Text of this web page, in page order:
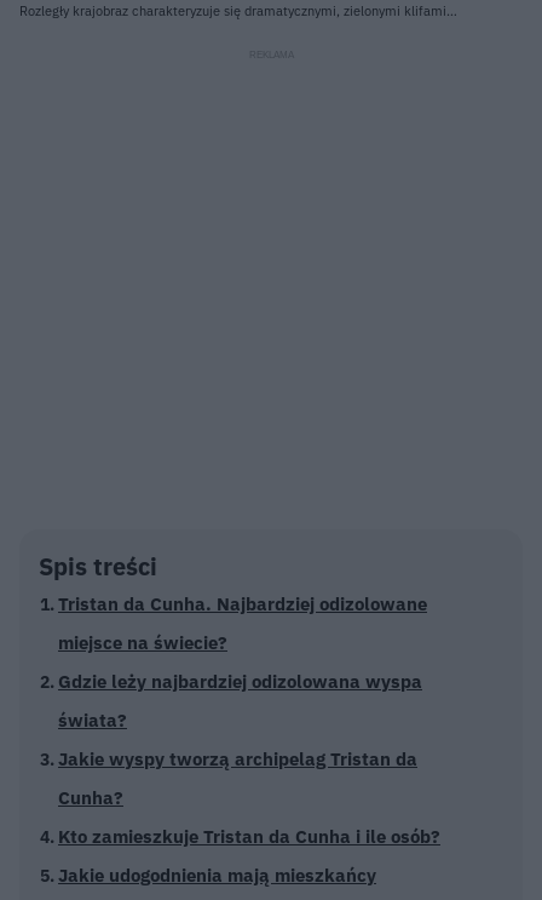
Rozległy krajobraz charakteryzuje się dramatycznymi, zielonymi klifami
lewej stronie znajduje się niewielka osada składająca się z wielu białych
Spis treści
Tristan da Cunha. Najbardziej odizolowane
miejsce na świecie?
Gdzie leży najbardziej odizolowana wyspa
świata?
Jakie wyspy tworzą archipelag Tristan da
Cunha?
Kto zamieszkuje Tristan da Cunha i ile osób?
Jakie udogodnienia mają mieszkańcy